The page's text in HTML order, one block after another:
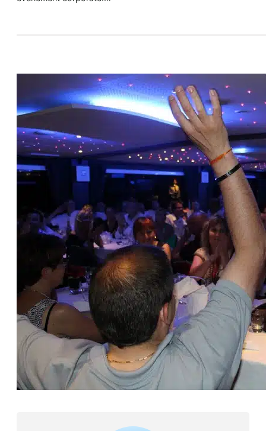
, PHOTOGRAPHY
Les plus beaux team building sur lyon
28 octobre 2013
Les plus belles activités teambuilding sur lyon vous
clients, vos…